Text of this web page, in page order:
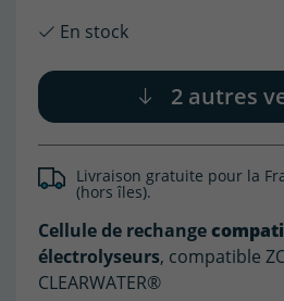
En stock
2 autres
Livraison gratuite pour la
(hors îles).
Cellule de rechange
électrolyseurs, compatible
CLEARWATER®